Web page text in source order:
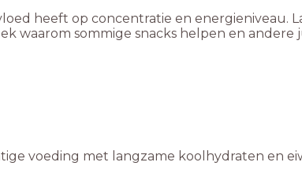
heeft op concentratie en energieniveau.
waarom sommige snacks helpen en andere
voeding met langzame koolhydraten en